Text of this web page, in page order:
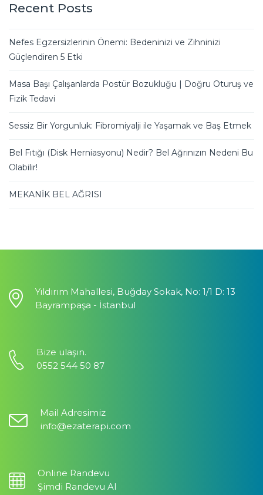
Recent Posts
Nefes Egzersizlerinin Önemi: Bedeninizi ve Zihninizi
Güçlendiren 5 Etki
Masa Başı Çalışanlarda Postür Bozukluğu | Doğru Oturuş ve
Fizik Tedavi
Sessiz Bir Yorgunluk: Fibromiyalji ile Yaşamak ve Baş Etmek
Bel Fıtığı (Disk Herniasyonu) Nedir? Bel Ağrınızın Nedeni Bu
Olabilir!
MEKANİK BEL AĞRISI
Yıldırım Mahallesi, Buğday Sokak, No: 1/1 D: 13
Bayrampaşa - İstanbul
Bize ulaşın.
0552 544 50 87
Mail Adresimiz
info@ezaterapi.com
Online Randevu
Şimdi Randevu Al